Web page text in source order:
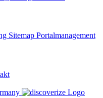
Sitemap Portalmanagement